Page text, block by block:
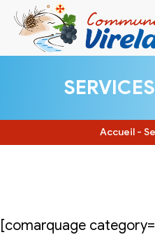
VIVRE
SE
Accueil -
[comarquage